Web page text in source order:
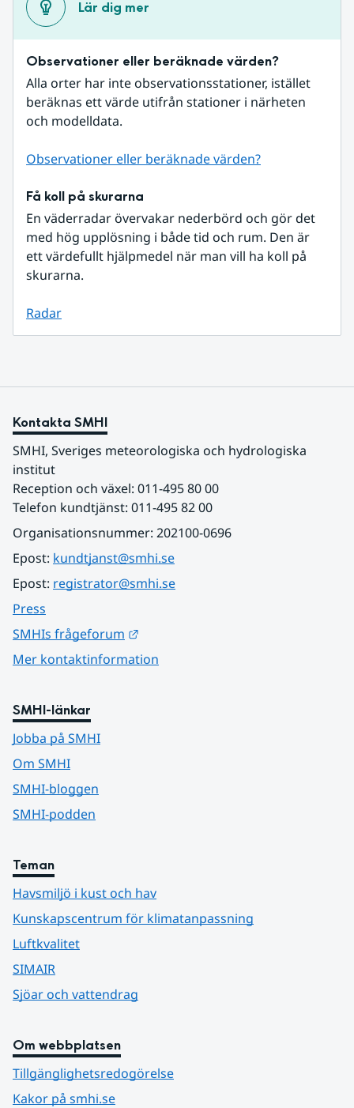
Lär dig mer
Observationer eller beräknade värden?
Alla orter har inte observationsstationer, istället
beräknas ett värde utifrån stationer i närheten
och modelldata.
Observationer eller beräknade värden?
Få koll på skurarna
En väderradar övervakar nederbörd och gör det
med hög upplösning i både tid och rum. Den är
ett värdefullt hjälpmedel när man vill ha koll på
skurarna.
Radar
Kontakta SMHI
SMHI, Sveriges meteorologiska och hydrologiska
institut
Reception och växel: 011-495 80 00
Telefon kundtjänst: 011-495 82 00
Organisationsnummer: 202100-0696
Epost: kundtjanst@smhi.se
Epost: registrator@smhi.se
Press
SMHIs frågeforum
Mer kontaktinformation
SMHI-länkar
Jobba på SMHI
Om SMHI
SMHI-bloggen
SMHI-podden
Teman
Havsmiljö i kust och hav
Kunskapscentrum för klimatanpassning
Luftkvalitet
SIMAIR
Sjöar och vattendrag
Om webbplatsen
Tillgänglighetsredogörelse
Kakor på smhi.se